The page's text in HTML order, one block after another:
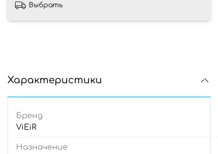
Выбрать
Характеристики
Бренд
ViEiR
Назначение